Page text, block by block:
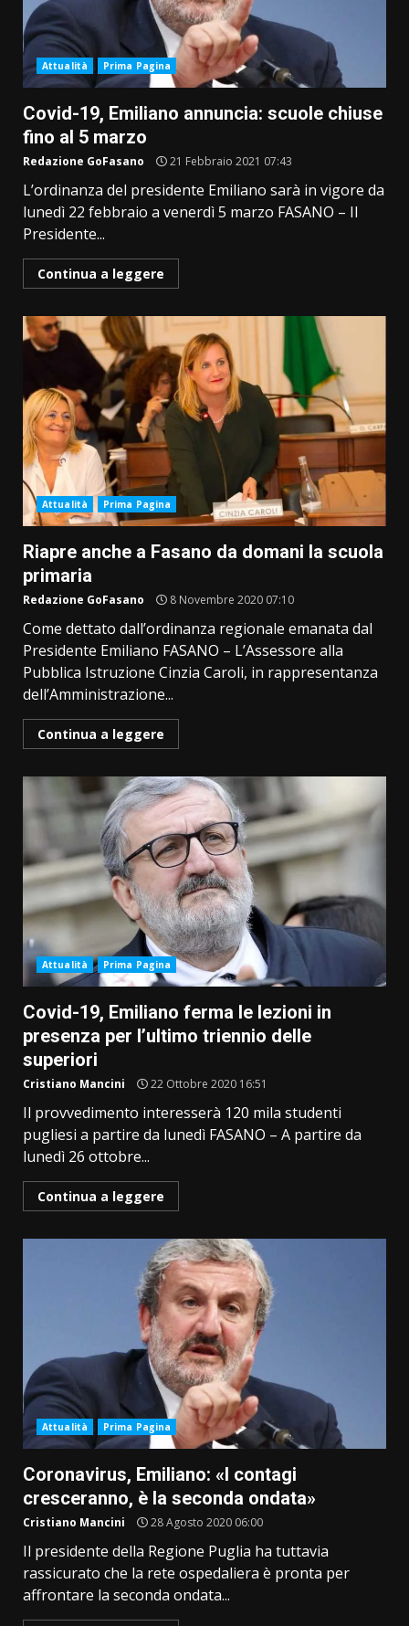
Attualità Prima Pagina
Covid-19, Emiliano annuncia: scuole chiuse
fino al 5 marzo
Redazione GoFasano 21 Febbraio 2021 07:43
L’ordinanza del presidente Emiliano sarà in vigore da
lunedì 22 febbraio a venerdì 5 marzo FASANO – Il
Presidente...
Continua a leggere
Attualità Prima Pagina
Riapre anche a Fasano da domani la scuola
primaria
Redazione GoFasano 8 Novembre 2020 07:10
Come dettato dall’ordinanza regionale emanata dal
Presidente Emiliano FASANO – L’Assessore alla
Pubblica Istruzione Cinzia Caroli, in rappresentanza
dell’Amministrazione...
Continua a leggere
Attualità Prima Pagina
Covid-19, Emiliano ferma le lezioni in
presenza per l’ultimo triennio delle
superiori
Cristiano Mancini 22 Ottobre 2020 16:51
Il provvedimento interesserà 120 mila studenti
pugliesi a partire da lunedì FASANO – A partire da
lunedì 26 ottobre...
Continua a leggere
Attualità Prima Pagina
Coronavirus, Emiliano: «I contagi
cresceranno, è la seconda ondata»
Cristiano Mancini 28 Agosto 2020 06:00
Il presidente della Regione Puglia ha tuttavia
rassicurato che la rete ospedaliera è pronta per
affrontare la seconda ondata...